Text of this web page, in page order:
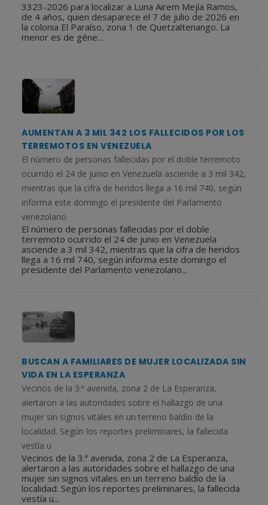
3323-2026 para localizar a Luna Airem Mejía Ramos,
de 4 años, quien desaparece el 7 de julio de 2026 en
la colonia El Paraíso, zona 1 de Quetzaltenango. La
menor es de géne...
AUMENTAN A 3 MIL 342 LOS FALLECIDOS POR LOS
TERREMOTOS EN VENEZUELA
El número de personas fallecidas por el doble terremoto
ocurrido el 24 de junio en Venezuela asciende a 3 mil 342,
mientras que la cifra de heridos llega a 16 mil 740, según
informa este domingo el presidente del Parlamento
venezolano
El número de personas fallecidas por el doble
terremoto ocurrido el 24 de junio en Venezuela
asciende a 3 mil 342, mientras que la cifra de heridos
llega a 16 mil 740, según informa este domingo el
presidente del Parlamento venezolano...
BUSCAN A FAMILIARES DE MUJER LOCALIZADA SIN
VIDA EN LA ESPERANZA
Vecinos de la 3.ª avenida, zona 2 de La Esperanza,
alertaron a las autoridades sobre el hallazgo de una
mujer sin signos vitales en un terreno baldío de la
localidad. Según los reportes preliminares, la fallecida
vestía u
Vecinos de la 3.ª avenida, zona 2 de La Esperanza,
alertaron a las autoridades sobre el hallazgo de una
mujer sin signos vitales en un terreno baldío de la
localidad. Según los reportes preliminares, la fallecida
vestía u...